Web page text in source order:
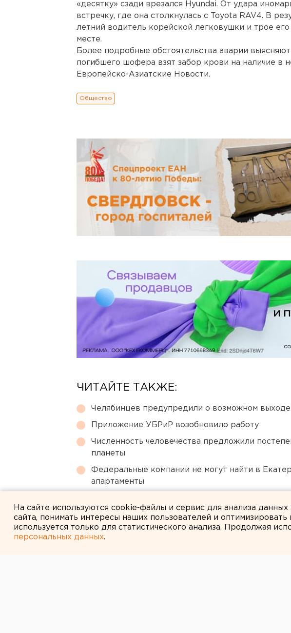
«десятку» сзади врезался Hyundai. От удара
встречку, где она столкнулась с Toyota RAV4. В
летний водитель корейской легковушки и трое
месте.
Более подробные обстоятельства аварии
погибшего шофера взят забор крови на наличие в
Европейско-Азиатские Новости.
Общество
ЧИТАЙТЕ ТАКЖЕ:
Челябинцев предупредили о возможном
Приложение УБРиР возобновило работу
Численность человечества предложили
планеты
Федеральные компании не могут найти в
апартаменты
На сайте используются cookie-файлы и сервис для анализа
сайта, понимать интересы наших пользователей и
используется только для статистического анализа. Продолжая
персональных данных.